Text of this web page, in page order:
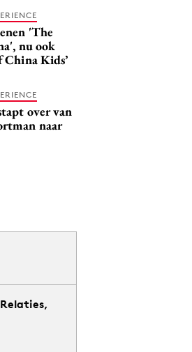
'The
nu ook
China Kids’
over van
naar